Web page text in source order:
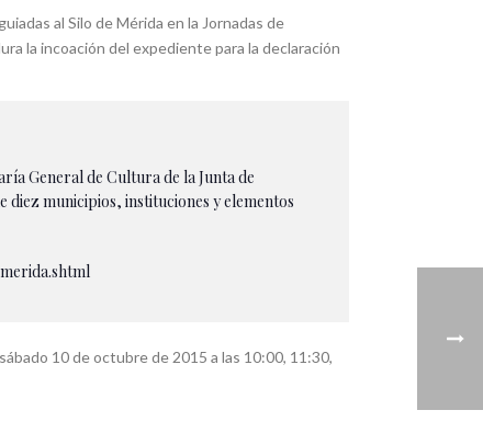
al Silo de Mérida en la Jornadas de
la incoación del expediente para la declaración
General de Cultura de la Junta de
municipios, instituciones y elementos
10 de octubre de 2015 a las 10:00, 11:30,